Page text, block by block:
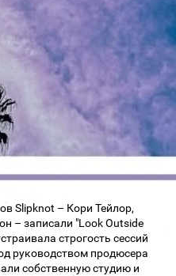
Slipknot – Кори Тейлор,
– записали "Look Outside
строгость сессий
руководством продюсера
собственную студию и